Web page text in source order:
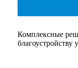
Комплексные
благоустройству